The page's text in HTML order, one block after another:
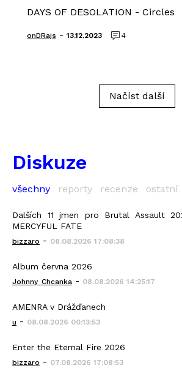
DAYS OF DESOLATION - Circles
onDRajs - 13.12.2023 4
Načíst další
Diskuze
všechny reporty recenze ostatní
Dalších 11 jmen pro Brutal Assault
MERCYFUL FATE
bizzaro - 08.08.2026 17:08:38
Album června 2026
Johnny_Chcanka - 08.08.2026 14:25:17
AMENRA v Drážďanech
u - 08.08.2026 00:13:53
Enter the Eternal Fire 2026
bizzaro - 07.08.2026 17:08:53